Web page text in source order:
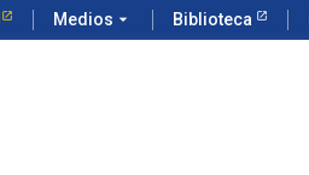
Medios arrow_drop_down Biblioteca